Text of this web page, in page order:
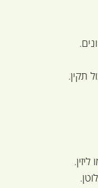
תקין.
ליזין.